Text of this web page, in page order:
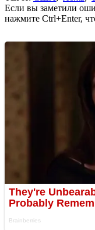
Если вы заметили
нажмите Ctrl+Enter,